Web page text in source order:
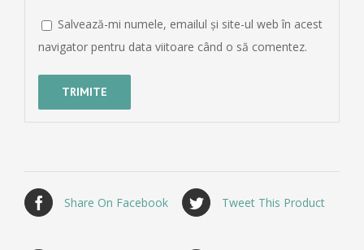
Salvează-mi numele, emailul și site-ul web în acest
navigator pentru data viitoare când o să comentez.
Share On Facebook Tweet This Product